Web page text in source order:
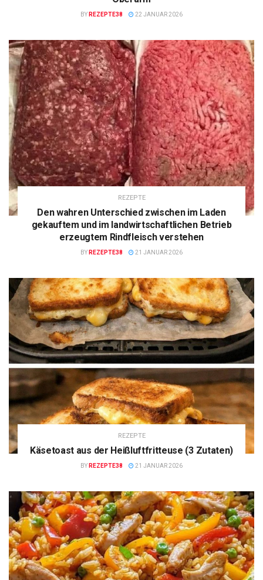
BY REZEPTE38 22 JANUAR 2026
REZEPTE
Den wahren Unterschied zwischen im Laden
gekauftem und im landwirtschaftlichen Betrieb
erzeugtem Rindfleisch verstehen
BY REZEPTE38 21 JANUAR 2026
REZEPTE
Käsetoast aus der Heißluftfritteuse (3 Zutaten)
BY REZEPTE38 21 JANUAR 2026